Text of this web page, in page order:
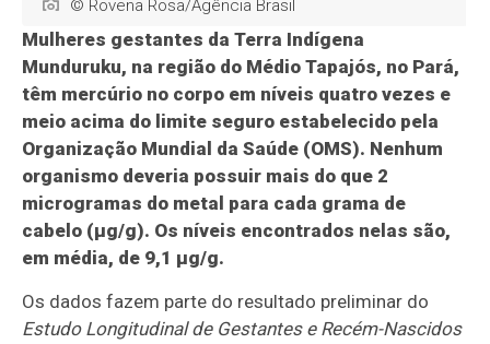
© Rovena Rosa/Agência Brasil
Mulheres gestantes da Terra Indígena
Munduruku, na região do Médio Tapajós, no Pará,
têm mercúrio no corpo em níveis quatro vezes e
meio acima do limite seguro estabelecido pela
Organização Mundial da Saúde (OMS). Nenhum
organismo deveria possuir mais do que 2
microgramas do metal para cada grama de
cabelo (µg/g). Os níveis encontrados nelas são,
em média, de 9,1 µg/g.
Os dados fazem parte do resultado preliminar do
Estudo Longitudinal de Gestantes e Recém-Nascidos